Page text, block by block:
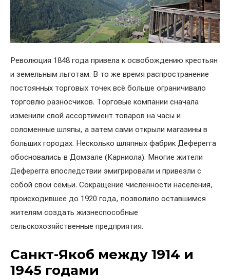
Революция 1848 года привела к освобождению крестьян
и земельным льготам. В то же время распространение
постоянных торговых точек всё больше ограничивало
торговлю разносчиков. Торговые компании сначала
изменили свой ассортимент товаров на часы и
соломенные шляпы, а затем сами открыли магазины в
больших городах. Несколько шляпных фабрик Деферегга
обосновались в Домзале (Карниола). Многие жители
Деферегга впоследствии эмигрировали и привезли с
собой свои семьи. Сокращение численности населения,
происходившее до 1920 года, позволило оставшимся
жителям создать жизнеспособные
сельскохозяйственные предприятия.
Санкт-Якоб между 1914 и
1945 годами